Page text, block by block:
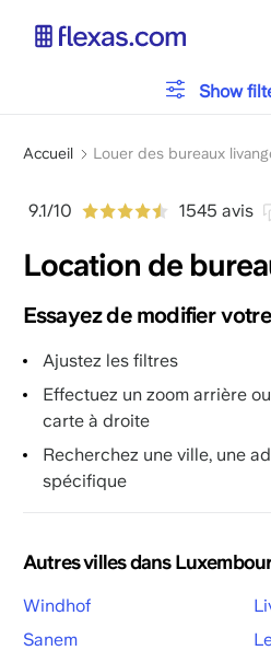
Fil
Accueil Louer des bureaux
9.1/10 1545 avis
Location de
Veuillez choisir la taille de
Show
Essayez de modifier
Ajustez les filtres
Effectuez un zoom arrière
carte à droite
Recherchez une ville, une
spécifique
Autres villes dans
Windhof
Sanem